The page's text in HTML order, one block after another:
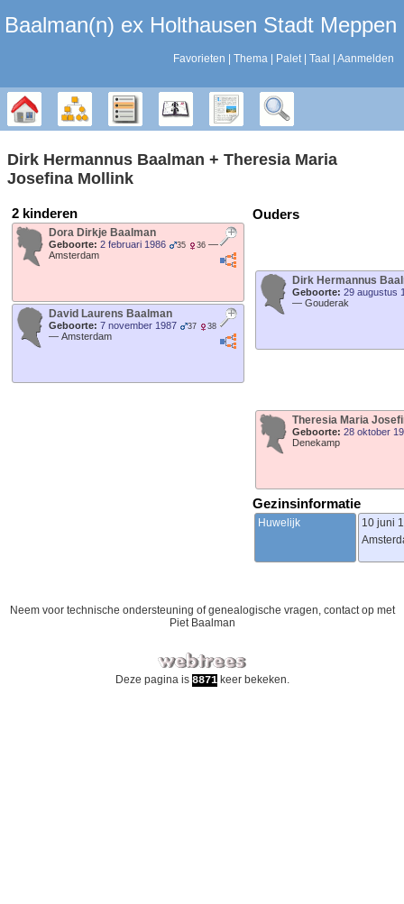
Baalman‎‎‎‎‎(n)‎‎‎‎‎ ex Holthausen Stadt Meppen
Favorieten Thema Palet Taal Aanmelden
Stamboom DiagrammenLijsten Kalender Rapporten
Dirk Hermannus Baalman + Theresia Maria
Josefina Mollink
2 kinderen
Dora Dirkje Baalman
Geboorte: 2 februari 1986 35 36 —
Amsterdam
David Laurens Baalman
Geboorte: 7 november 1987 37 38
— Amsterdam
Ouders
Dirk Hermannus
Geboorte: 29 augustus
— Gouderak
Theresia Maria
Geboorte: 28 oktober
Denekamp
Gezinsinformatie
Huwelijk
10 juni
Neem voor technische ondersteuning of genealogische vragen, contact op met
Piet Baalman
Deze pagina is 8871keer bekeken.